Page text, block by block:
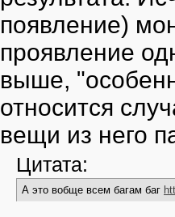
появление)
проявление
выше,
относится
вещи из него
Цитата:
А это вобще всем багам баг